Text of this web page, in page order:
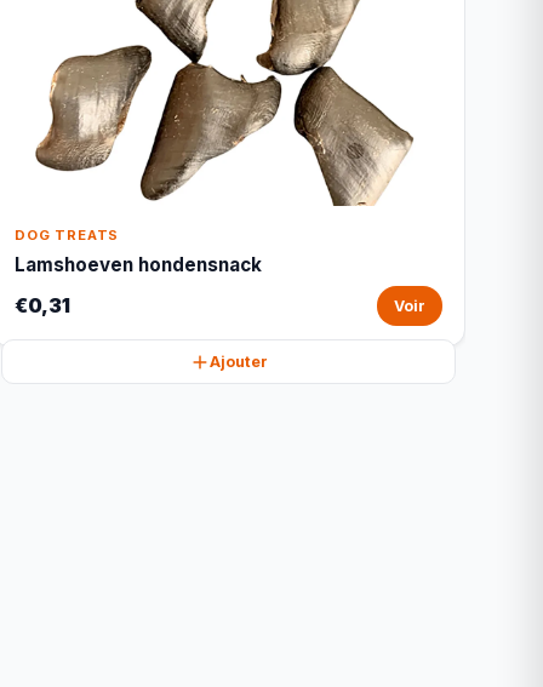
DOG TREATS
Lamshoeven hondensnack
€0,31 Voir
Ajouter